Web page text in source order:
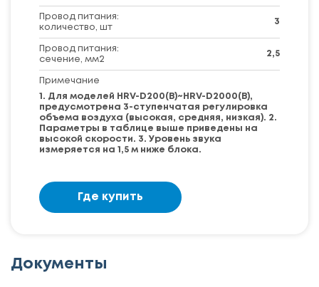
Провод питания:
количество, шт
3
Провод питания:
сечение, мм2
2,5
Примечание
1. Для моделей HRV-D200(B)~HRV-D2000(B),
предусмотрена 3-ступенчатая регулировка
объема воздуха (высокая, средняя, ​​низкая). 2.
Параметры в таблице выше приведены на
высокой скорости. 3. Уровень звука
измеряется на 1,5 м ниже блока.
Где купить
Документы